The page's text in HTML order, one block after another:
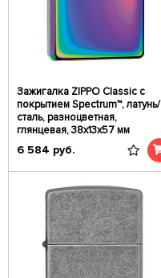
Зажигалка ZIPPO Classic с
покрытием Spectrum™, латунь/
сталь, разноцветная,
глянцевая, 38x13x57 мм
6 584 руб.